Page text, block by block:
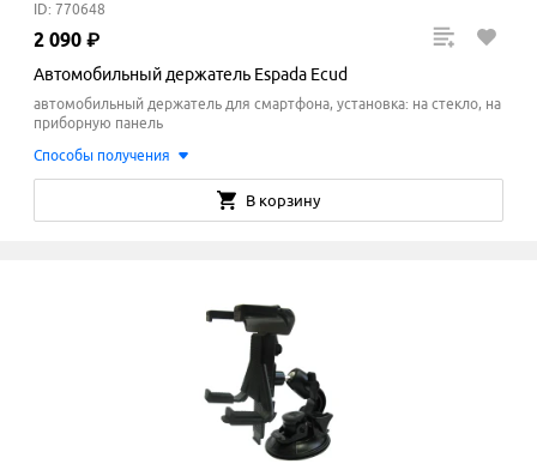
ID: 770648
2 090 ₽
Автомобильный держатель Espada Ecud
автомобильный держатель для смартфона, установка: на стекло, на
приборную панель
Способы получения
В корзину